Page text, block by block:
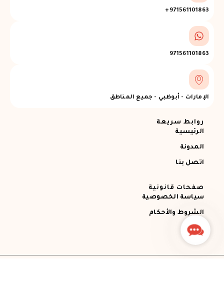
971561101863+
971561101863
الإمارات - أبوظبي - جميع المناطق
روابط سريعة
الرئيسية
المدونة
اتصل بنا
صفحات قانونية
سياسة الخصوصية
الشروط والأحكام
Contact
Us